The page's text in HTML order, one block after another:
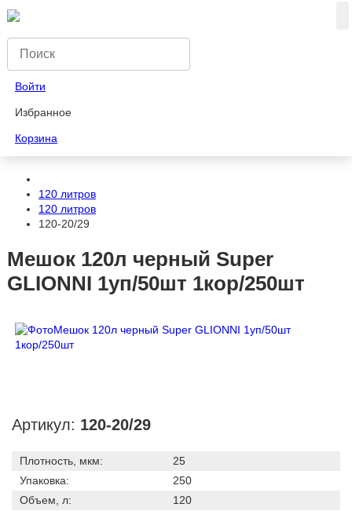
Войти
Избранное
Корзина
120 литров
120 литров
120-20/29
Мешок 120л черный Super
GLIONNI 1уп/50шт 1кор/250шт
Артикул: 120-20/29
Плотность, мкм:
25
Упаковка:
250
Объем, л:
120